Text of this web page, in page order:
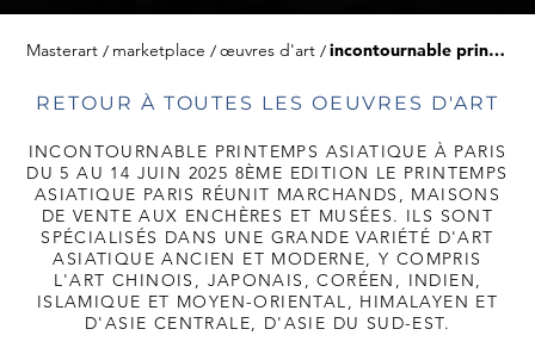
Masterart marketplace œuvres d'art incontournable printemps asiatique à paris du 5 au 14 juin 2025 8ème edition le printemps asiatique paris réunit marchands, maisons de vente aux enchères et musées. ils sont spécialisés dans une grande variété d'art asiatique ancien et moderne, y compris l'art chinois, japonais, coréen, indien, islamique et moyen-oriental, himalayen et d'asie centrale, d'asie du sud-est.
RETOUR À TOUTES LES OEUVRES D'ART
INCONTOURNABLE PRINTEMPS ASIATIQUE À PARIS
DU 5 AU 14 JUIN 2025 8ÈME EDITION LE PRINTEMPS
ASIATIQUE PARIS RÉUNIT MARCHANDS, MAISONS
DE VENTE AUX ENCHÈRES ET MUSÉES. ILS SONT
SPÉCIALISÉS DANS UNE GRANDE VARIÉTÉ D'ART
ASIATIQUE ANCIEN ET MODERNE, Y COMPRIS
L'ART CHINOIS, JAPONAIS, CORÉEN, INDIEN,
ISLAMIQUE ET MOYEN-ORIENTAL, HIMALAYEN ET
D'ASIE CENTRALE, D'ASIE DU SUD-EST.